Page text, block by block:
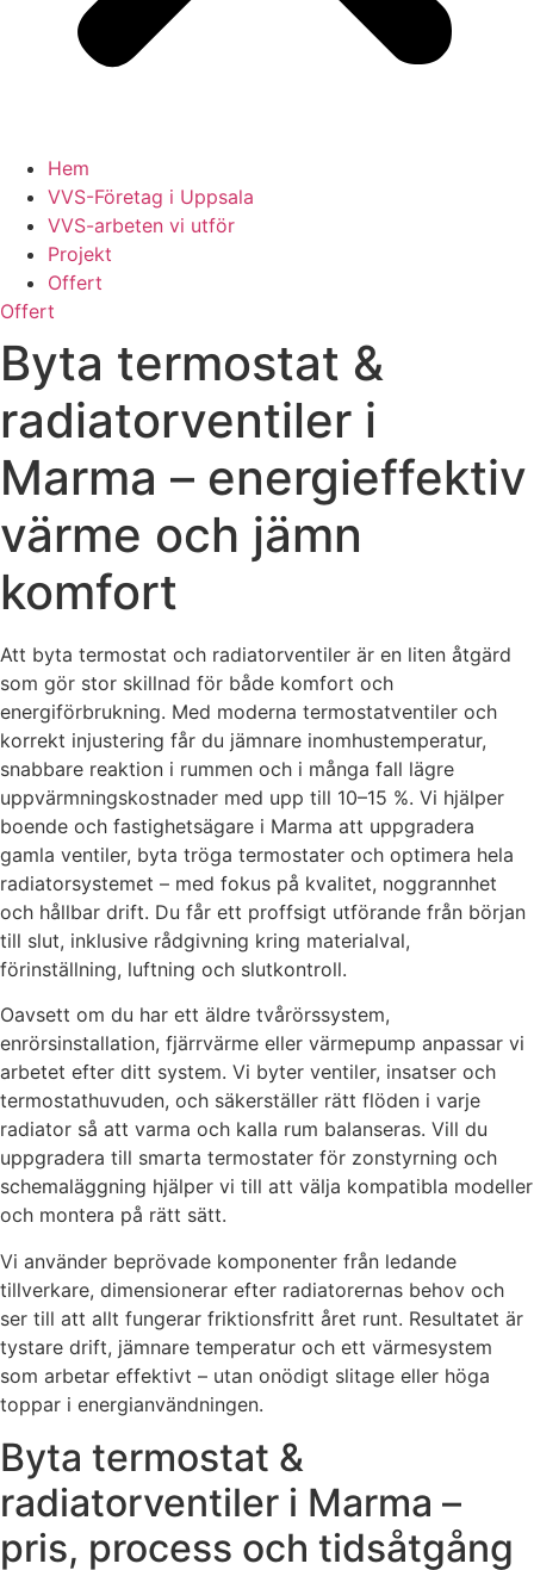
Hem
VVS-Företag i Uppsala
VVS-arbeten vi utför
Projekt
Offert
Offert
Byta termostat &
radiatorventiler i
Marma – energieffektiv
värme och jämn
komfort
Att byta termostat och radiatorventiler är en liten åtgärd
som gör stor skillnad för både komfort och
energiförbrukning. Med moderna termostatventiler och
korrekt injustering får du jämnare inomhustemperatur,
snabbare reaktion i rummen och i många fall lägre
uppvärmningskostnader med upp till 10–15 %. Vi hjälper
boende och fastighetsägare i Marma att uppgradera
gamla ventiler, byta tröga termostater och optimera hela
radiatorsystemet – med fokus på kvalitet, noggrannhet
och hållbar drift. Du får ett proffsigt utförande från början
till slut, inklusive rådgivning kring materialval,
förinställning, luftning och slutkontroll.
Oavsett om du har ett äldre tvårörssystem,
enrörsinstallation, fjärrvärme eller värmepump anpassar vi
arbetet efter ditt system. Vi byter ventiler, insatser och
termostathuvuden, och säkerställer rätt flöden i varje
radiator så att varma och kalla rum balanseras. Vill du
uppgradera till smarta termostater för zonstyrning och
schemaläggning hjälper vi till att välja kompatibla modeller
och montera på rätt sätt.
Vi använder beprövade komponenter från ledande
tillverkare, dimensionerar efter radiatorernas behov och
ser till att allt fungerar friktionsfritt året runt. Resultatet är
tystare drift, jämnare temperatur och ett värmesystem
som arbetar effektivt – utan onödigt slitage eller höga
toppar i energianvändningen.
Byta termostat &
radiatorventiler i Marma –
pris, process och tidsåtgång